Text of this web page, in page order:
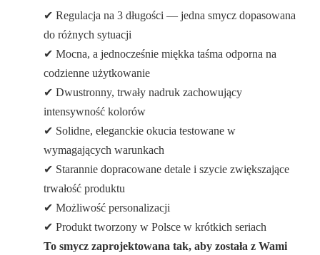
✔ Regulacja na 3 długości — jedna smycz dopasowana
do różnych sytuacji
✔ Mocna, a jednocześnie miękka taśma odporna na
codzienne użytkowanie
✔ Dwustronny, trwały nadruk zachowujący
intensywność kolorów
✔ Solidne, eleganckie okucia testowane w
wymagających warunkach
✔ Starannie dopracowane detale i szycie zwiększające
trwałość produktu
✔ Możliwość personalizacji
✔ Produkt tworzony w Polsce w krótkich seriach
To smycz zaprojektowana tak, aby została z Wami